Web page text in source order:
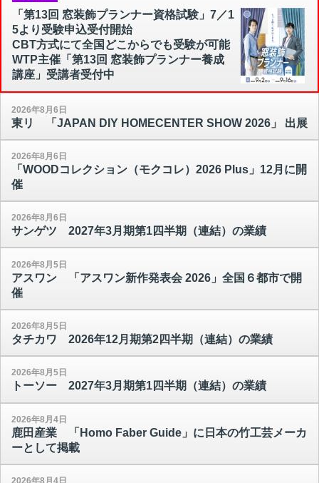
「第13回 窓装飾プランナー資格試験」7／1
5より受験申込受付開始
CBT方式にて全国どこからでも受験が可能
WTP主催「第13回 窓装飾プランナー養成
講座」受講者受付中
2026年8月6日
東リ 「JAPAN DIY HOMECENTER SHOW 2026」 出展
2026年8月6日
「WOODコレクション（モクコレ）2026 Plus」12月に開
催
2026年8月6日
サンゲツ 2027年3月期第1四半期（連結）の業績
2026年8月5日
アスワン 「アスワン新作発表会 2026」全国６都市で開
催
2026年8月5日
タチカワ 2026年12月期第2四半期（連結）の業績
2026年8月5日
トーソー 2027年3月期第1四半期（連結）の業績
2026年8月4日
鹿田産業 「Homo Faber Guide」に日本の竹工芸メーカ
ーとして掲載
2026年8月4日